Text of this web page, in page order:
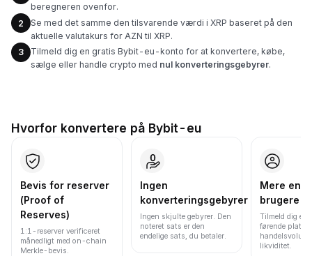
beregneren ovenfor.
2
Se med det samme den tilsvarende værdi i XRP baseret på den
aktuelle valutakurs for AZN til XRP.
3
Tilmeld dig en gratis Bybit-eu-konto for at konvertere, købe,
sælge eller handle crypto med nul konverteringsgebyrer.
Hvorfor konvertere på Bybit-eu
Bevis for reserver
(Proof of
Reserves)
1:1-reserver verificeret
månedligt med on-chain
Merkle-bevis.
Ingen
konverteringsgebyrer
Ingen skjulte gebyrer. Den
noteret sats er den
endelige sats, du betaler.
Mere end
brugere
Tilmeld dig en
førende
likviditet.